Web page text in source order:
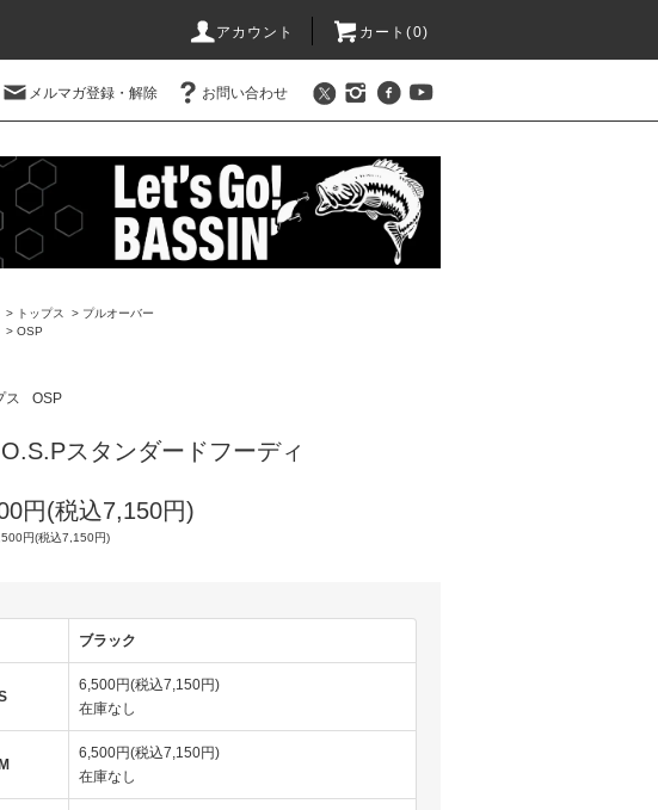
アカウント カート(0)
メルマガ登録・解除 お問い合わせ
> トップス > プルオーバー
> OSP
ス OSP
O.S.Pスタンダードフーディ
円(税込7,150円)
円(税込7,150円)
ブラック
6,500円(税込7,150円)
在庫なし
6,500円(税込7,150円)
在庫なし